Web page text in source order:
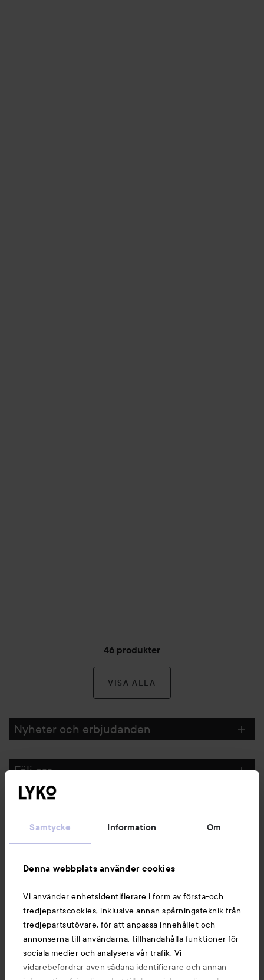
Samtycke Information Om
Denna webbplats använder cookies
Vi använder enhetsidentifierare i form av första-och
tredjepartscookies, inklusive annan spårningsteknik från
tredjepartsutövare, för att anpassa innehållet och
annonserna till användarna, tillhandahålla funktioner för
sociala medier och analysera vår trafik. Vi
vidarebefordrar även sådana identifierare och annan
46 produkter
VISA ALLA
Nyheter och erbjudanden
Följ oss
Du kanske också gillar